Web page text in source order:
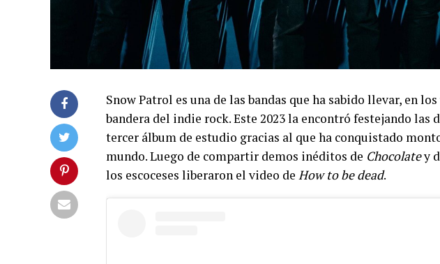
Snow Patrol es una de las bandas que ha sabido llevar, en
bandera del indie rock. Este 2023 la encontró festejando las
tercer álbum de estudio gracias al que ha conquistado
mundo. Luego de compartir demos inéditos de Chocolatey
los escoceses liberaron el video de How to be dead.